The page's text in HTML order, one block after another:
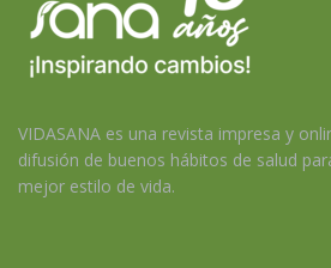
VIDASANA es una revista impresa y
difusión de buenos hábitos de salud
mejor estilo de vida.